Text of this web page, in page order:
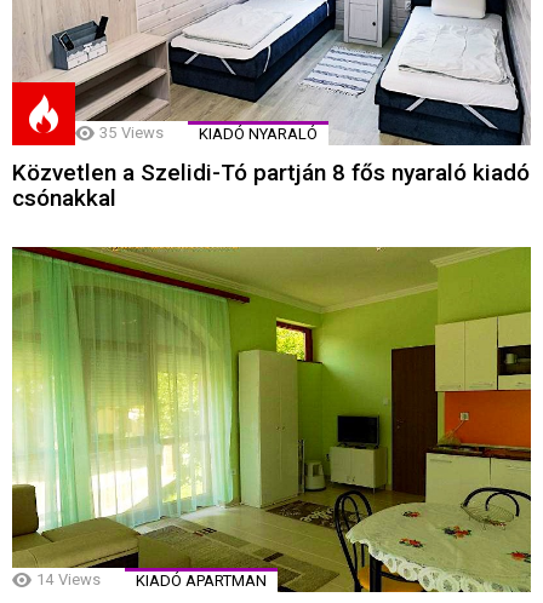
35 Views KIADÓ NYARALÓ
Közvetlen a Szelidi-Tó partján 8 fős nyaraló kiadó
csónakkal
14 Views KIADÓ APARTMAN